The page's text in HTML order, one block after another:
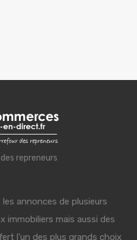
repreneurs
annonces de plusieurs
immobiliers mais aussi des
l'un des plus grands choix